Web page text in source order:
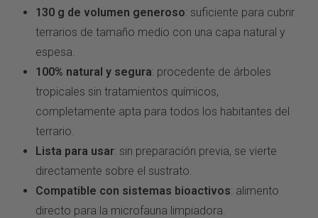
130 g de volumen generoso: suficiente para cubrir
terrarios de tamaño medio con una capa natural y
espesa.
100% natural y segura: procedente de árboles
tropicales sin tratamientos químicos,
completamente apta para todos los habitantes del
terrario.
Lista para usar: sin preparación previa, se vierte
directamente sobre el sustrato.
Compatible con sistemas bioactivos: alimento
directo para la microfauna limpiadora.